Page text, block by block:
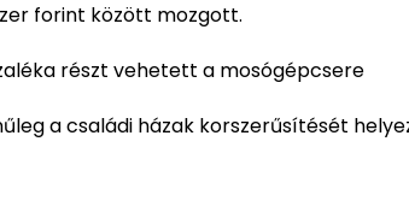
forint között mozgott.
részt vehetett a mosógépcsere
a családi házak korszerűsítését